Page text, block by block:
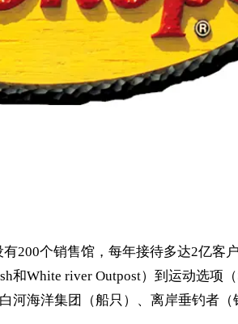
200个销售馆，每年接待多达2亿
White river Outpost）到运动选项
海洋集团（船只）、离岸垂钓者